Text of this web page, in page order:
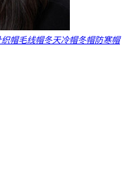
帽毛线帽冬天冷帽冬帽防寒帽